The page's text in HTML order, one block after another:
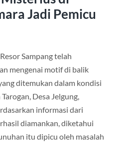
Jadi Pemicu
Sampang telah
mengenai motif di balik
ditemukan dalam kondisi
Desa Jelgung,
informasi dari
diamankan, diketahui
itu dipicu oleh masalah